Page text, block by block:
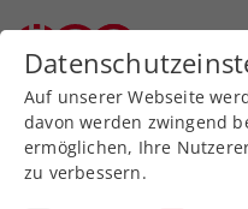
Zurück zur
Turniere
Auf unserer Webseite
davon werden zwingend
ermöglichen, Ihre
zu verbessern.